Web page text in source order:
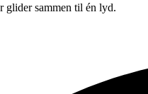
glider sammen til én lyd.